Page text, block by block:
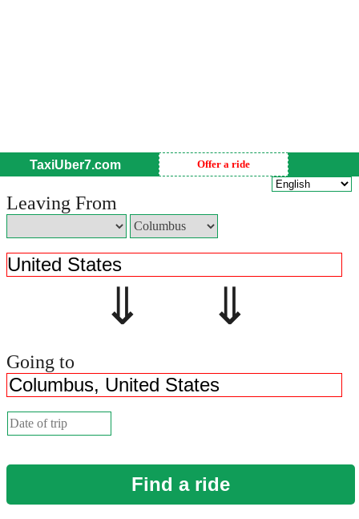
TaxiUber7.com Offer a ride
Leaving From
⇓ ⇓
Going to
Find a ride